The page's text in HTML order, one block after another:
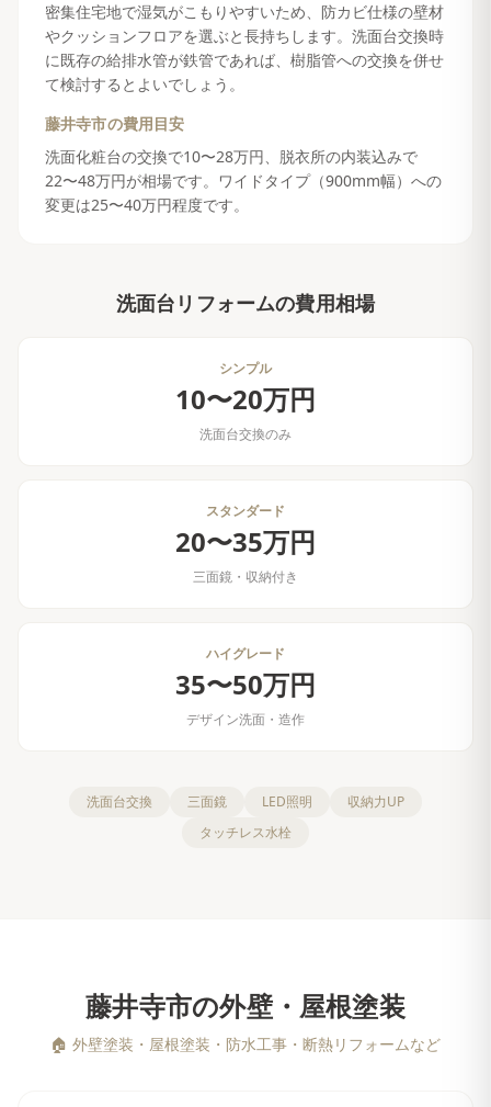
密集住宅地で湿気がこもりやすいため、防カビ仕様の壁材
やクッションフロアを選ぶと長持ちします。洗面台交換時
に既存の給排水管が鉄管であれば、樹脂管への交換を併せ
て検討するとよいでしょう。
藤井寺市の費用目安
洗面化粧台の交換で10〜28万円、脱衣所の内装込みで
22〜48万円が相場です。ワイドタイプ（900mm幅）への
変更は25〜40万円程度です。
洗面台リフォームの費用相場
シンプル
10〜20万円
洗面台交換のみ
スタンダード
20〜35万円
三面鏡・収納付き
ハイグレード
35〜50万円
デザイン洗面・造作
洗面台交換 三面鏡 LED照明
収納力UP
タッチレス水栓
藤井寺市の外壁・屋根塗装
🏠 外壁塗装・屋根塗装・防水工事・断熱リフォームなど